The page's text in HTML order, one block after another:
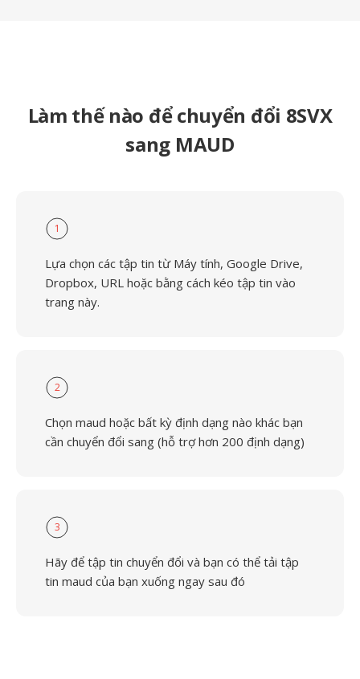
Làm thế nào để chuyển đổi 8SVX
sang MAUD
1
Lựa chọn các tập tin từ Máy tính, Google Drive,
Dropbox, URL hoặc bằng cách kéo tập tin vào
trang này.
2
Chọn maud hoặc bất kỳ định dạng nào khác bạn
cần chuyển đổi sang (hỗ trợ hơn 200 định dạng)
3
Hãy để tập tin chuyển đổi và bạn có thể tải tập
tin maud của bạn xuống ngay sau đó